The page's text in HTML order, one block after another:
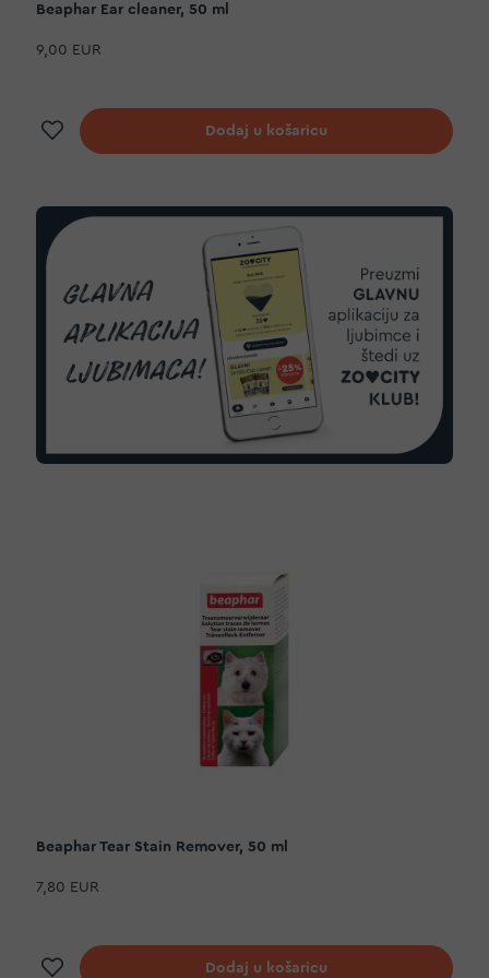
Beaphar Ear cleaner, 50 ml
9,00 EUR
Dodaj na listu želja
Dodaj u košaricu
Beaphar Tear Stain Remover, 50 ml
7,80 EUR
Dodaj na listu želja
Dodaj u košaricu